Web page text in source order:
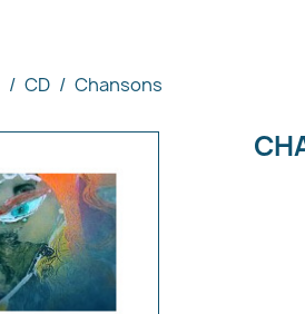
CD Chansons